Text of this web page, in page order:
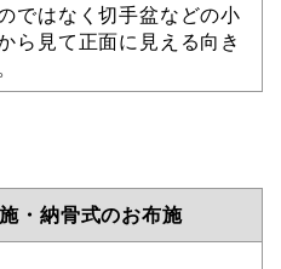
ではなく切手盆などの小
ら見て正面に見える向き
・納骨式のお布施